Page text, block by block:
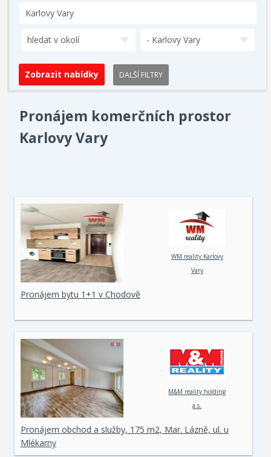
hledat v okolí - Karlovy Vary
DALŠÍ FILTRY
Pronájem komerčních prostor
Karlovy Vary
WM reality Karlovy
Vary
Pronájem bytu 1+1 v Chodově
M&M reality holding
a.s.
Pronájem obchod a služby, 175 m2, Mar. Lázně, ul. u
Mlékarny